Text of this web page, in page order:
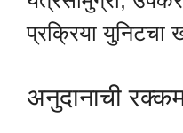
प्रक्रिया युनिटचा
अनुदानाची